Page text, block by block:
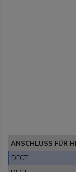
ANSCHLUSS FÜR
DECT